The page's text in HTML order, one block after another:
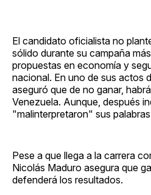
El candidato oficialista no
sólido durante su campaña
propuestas en economía y
nacional. En uno de sus actos
aseguró que de no ganar,
Venezuela. Aunque, después
"malinterpretaron" sus
Pese a que llega a la carrera
Nicolás Maduro asegura que
defenderá los resultados.